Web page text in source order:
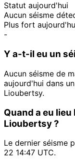
Statut aujourd'hui
Aucun séisme
Plus fort
-
Y a-t-il eu un
Aucun séisme de
aujourd'hui dans
Lioubertsy.
Quand a eu
Lioubertsy ?
Le dernier séisme
22 14:47 UTC.